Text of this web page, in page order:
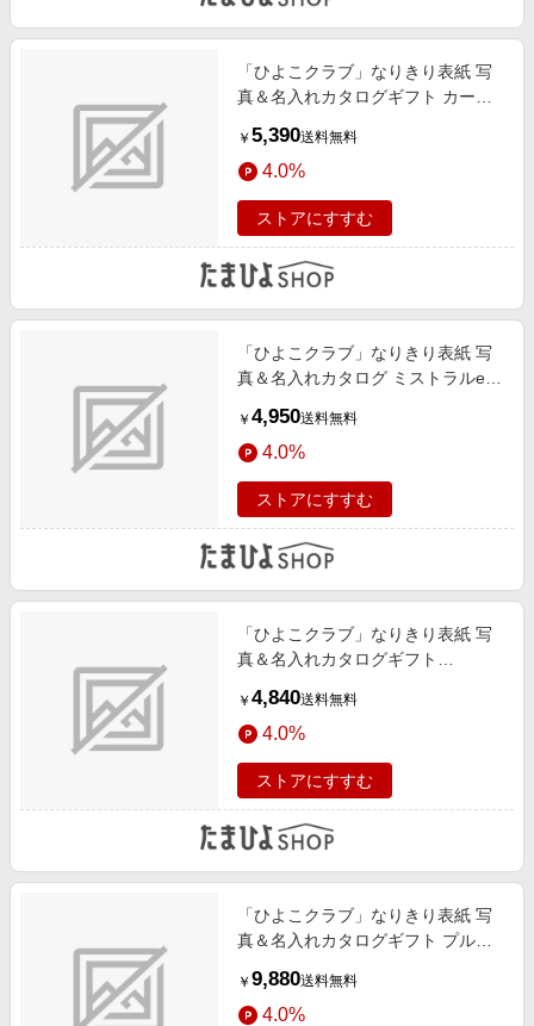
「ひよこクラブ」なりきり表紙 写
真＆名入れカタログギフト カード
￥ 5,390送料無料
4.0%
ストアにすすむ
「ひよこクラブ」なりきり表紙 写
真＆名入れカタログ ミストラルe-
￥ 4,950送料無料
4.0%
ストアにすすむ
「ひよこクラブ」なりきり表紙 写
真＆名入れカタログギフト
プ） HSG
￥ 4,840送料無料
4.0%
ストアにすすむ
「ひよこクラブ」なりきり表紙 写
真＆名入れカタログギフト プルミ
ステラ詰合せA
￥ 9,880送料無料
4.0%